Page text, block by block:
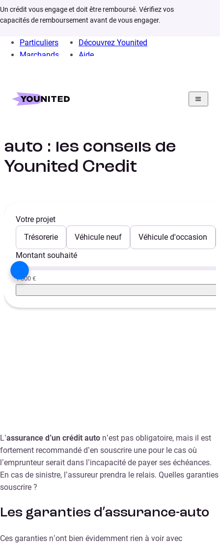
Un crédit vous engage et doit être remboursé. Vérifiez vos
capacités de remboursement avant de vous engager.
Particuliers
Marchands
Découvrez Younited
Aide
Home
auto : les conseils de
Younited Credit
Votre projet
Trésorerie
Véhicule neuf
Véhicule d'occasion
Montant souhaité
1 000 €
L’assurance d’un crédit auto n’est pas obligatoire, mais il est
fortement recommandé d’en souscrire une pour le cas où
l’emprunteur serait dans l’incapacité de payer ses échéances.
En cas de sinistre, l’assureur prendra le relais. Quelles garanties
souscrire ?
Les garanties d’assurance-auto
Ces garanties n’ont bien évidemment rien à voir avec